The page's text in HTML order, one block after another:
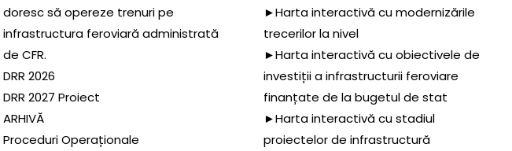
doresc să opereze trenuri pe
infrastructura feroviară administrată
de CFR.
DRR 2026
DRR 2027 Proiect
ARHIVĂ
Proceduri Operaționale
►Harta interactivă cu modernizările
trecerilor la nivel
►Harta interactivă cu obiectivele de
investiții a infrastructurii feroviare
finanțate de la bugetul de stat
►Harta interactivă cu stadiul
proiectelor de infrastructură